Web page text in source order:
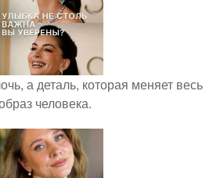
а деталь, которая меняет весь
человека.